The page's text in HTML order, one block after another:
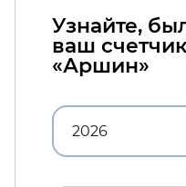
Узнайте,
ваш
«Аршин»